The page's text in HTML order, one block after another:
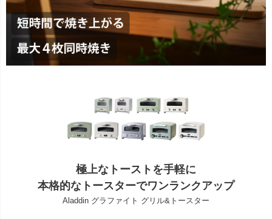
極上なトーストを手軽に
本格的なトースターでワンランクアップ
Aladdin グラファイト グリル&トースター